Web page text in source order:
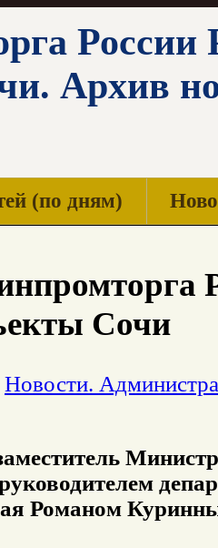
России
Архив
(по дням)
Сочи
Новости.
Романом